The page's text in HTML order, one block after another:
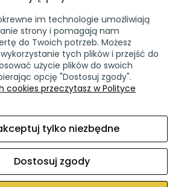
im technologie umożliwiają
strony i pomagają nam
do Twoich potrzeb. Możesz
tych plików i przejść do
użycie plików do swoich
opcję "Dostosuj zgody".
cookies przeczytasz w Polityce
tylko niezbędne
Dostosuj zgody